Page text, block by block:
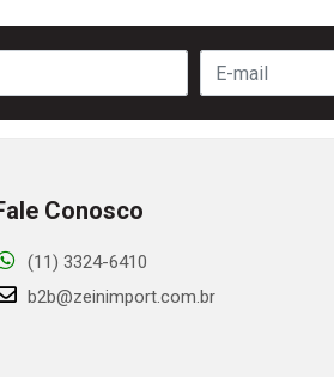
Conosco
(11) 3324-6410
b2b@zeinimport.com.br